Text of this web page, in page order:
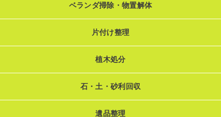
ベランダ掃除・物置解体
片付け整理
植木処分
石・土・砂利回収
遺品整理